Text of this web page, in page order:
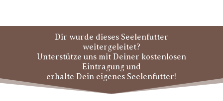
Dir wurde dieses Seelenfutter
weitergeleitet?
Unterstütze uns mit Deiner kostenlosen
Eintragung und
erhalte Dein eigenes Seelenfutter!